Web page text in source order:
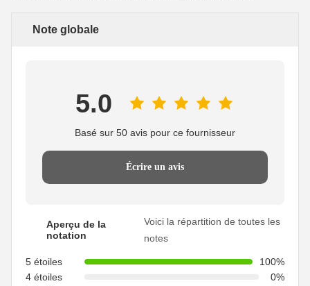
Note globale
5.0
Basé sur 50 avis pour ce fournisseur
Écrire un avis
Aperçu de la
notation
Voici la répartition de toutes les
notes
5 étoiles
100%
4 étoiles
0%